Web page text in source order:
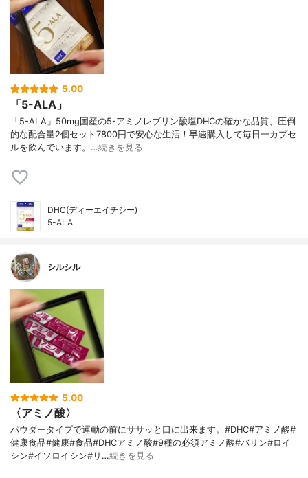
5.00
「5-ALA」
「5-ALA」50mg国産の5-アミノレブリン酸塩DHCの確かな品質、圧倒
的な配合量2個セット7800円で安心な生活！早速購入して毎日一カプセ
ルを飲んでいます。…続きを見る
DHC(ディーエイチシー)
5-ALA
シルシル
5.00
〈アミノ酸〉
パウダータイプで運動の前にササッと口に出来ます。#DHC#アミノ酸#
健康食品#健康#食品#DHCアミノ酸#9種の必須アミノ酸#バリン#ロイ
シン#イソロイシン#リ…続きを見る